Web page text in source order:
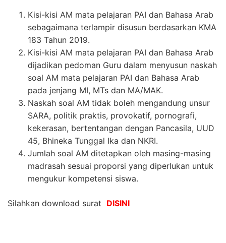
Kisi-kisi AM mata pelajaran PAI dan Bahasa Arab
sebagaimana terlampir disusun berdasarkan KMA
183 Tahun 2019.
Kisi-kisi AM mata pelajaran PAI dan Bahasa Arab
dijadikan pedoman Guru dalam menyusun naskah
soal AM mata pelajaran PAI dan Bahasa Arab
pada jenjang MI, MTs dan MA/MAK.
Naskah soal AM tidak boleh mengandung unsur
SARA, politik praktis, provokatif, pornografi,
kekerasan, bertentangan dengan Pancasila, UUD
45, Bhineka Tunggal Ika dan NKRI.
Jumlah soal AM ditetapkan oleh masing-masing
madrasah sesuai proporsi yang diperlukan untuk
mengukur kompetensi siswa.
Silahkan download surat DISINI